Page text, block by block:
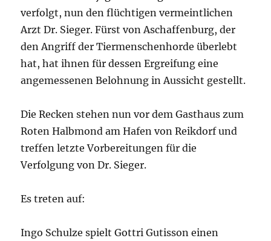
verfolgt, nun den flüchtigen vermeintlichen
Arzt Dr. Sieger. Fürst von Aschaffenburg, der
den Angriff der Tiermenschenhorde überlebt
hat, hat ihnen für dessen Ergreifung eine
angemessenen Belohnung in Aussicht gestellt.
Die Recken stehen nun vor dem Gasthaus zum
Roten Halbmond am Hafen von Reikdorf und
treffen letzte Vorbereitungen für die
Verfolgung von Dr. Sieger.
Es treten auf:
Ingo Schulze spielt Gottri Gutisson einen